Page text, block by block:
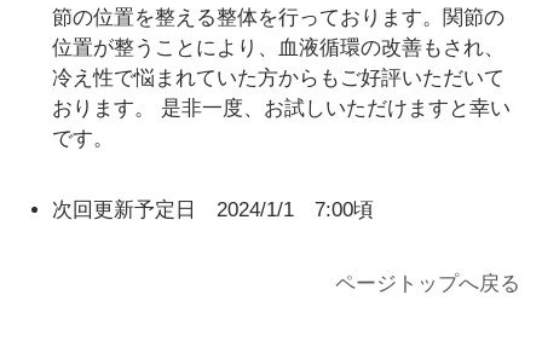
節の位置を整える整体を行っております。関節の
位置が整うことにより、血液循環の改善もされ、
冷え性で悩まれていた方からもご好評いただいて
おります。 是非一度、お試しいただけますと幸い
です。
次回更新予定日 2024/1/1 7:00頃
ページトップへ戻る